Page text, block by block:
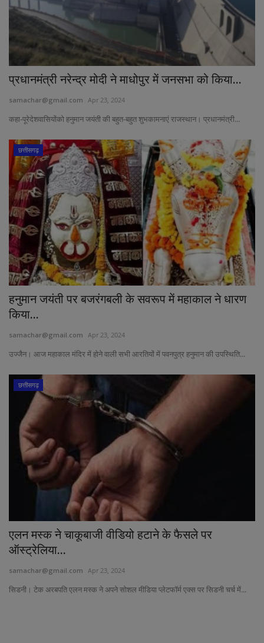
प्रधानमंत्री नरेन्द्र मोदी ने माधोपुर में जनसभा को किया...
samachar@gmail.com Apr 23, 2024
कहा-पूरेदेशवासियोंको हनुमान जयंती की बहुत-बहुत शुभकामनाएं राजस्थान। प्रधानमंत्री...
छत्तीसगढ़
हनुमान जयंती पर बजरंगबली के सवरूप में महाकाल ने धारण
किया...
samachar@gmail.com Apr 23, 2024
उज्जैन। आज महाकाल मंदिर में होने वाली सभी आरतियों में पवनपुत्र हनुमान की उपस्थिति...
छत्तीसगढ़
एलन मस्क ने चाकूबाजी वीडियो हटाने के फैसले पर
ऑस्ट्रेलिया...
samachar@gmail.com Apr 23, 2024
सिडनी। टेक अरबपति एलन मस्क ने अपने सोशल मीडिया प्लेटफॉर्म एक्स पर सिडनी चर्च में...